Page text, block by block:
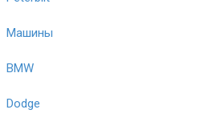
Машины
BMW
Dodge